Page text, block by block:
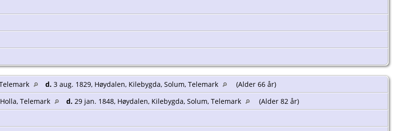
d. 3 aug. 1829, Høydalen, Kilebygda, Solum, Telemark
(Alder 66 år)
Telemark d. 29 jan. 1848, Høydalen, Kilebygda, Solum, Telemark
(Alder 82 år)